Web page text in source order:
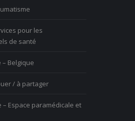
pour les
de santé
– Belgique
/ à partager
– Espace paramédicale et